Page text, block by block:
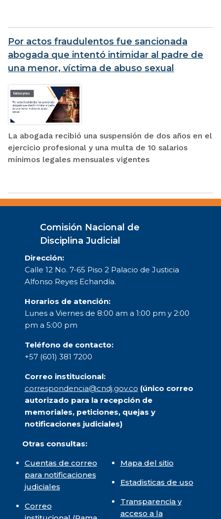
Por actos fraudulentos fue sancionada
abogada que intentó intimidar al padre de
una menor, víctima de abuso sexual
La abogada recibió una suspensión de dos años en el
ejercicio profesional y una multa de 10 salarios
mínimos legales mensuales vigentes
Comisión Nacional de
Disciplina Judicial
Dirección:
Calle 12 No. 7-65 Piso 2 Palacio de Justicia
Alfonso Reyes Echandía.
Horarios de atención:
Lunes a Viernes de 8:00 am a 1:00 pm y 2:00
pm a 5:00 pm
Teléfono de contacto:
+57 (601) 381 7200
Correo institucional:
correspondencia@cndj.gov.co (único correo
autorizado para la recepción de
memoriales, peticiones, quejas y
notificaciones judiciales)
Otras consultas:
Cuentas de correo
para notificaciones
judiciales
Correo
Mapa del sitio
Estadisticas de uso
Transparencia y
acceso a la